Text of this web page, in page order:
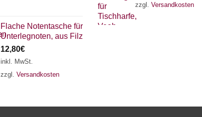
Flache Notentasche für
Unterlegnoten, aus Filz
12,80€
inkl. MwSt.
zzgl. Versandkosten
zzgl. Versandkosten